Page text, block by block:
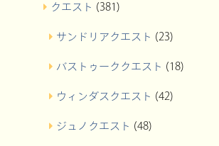
クエスト (381)
サンドリアクエスト (23)
バストゥーククエスト (18)
ウィンダスクエスト (42)
ジュノクエスト (48)